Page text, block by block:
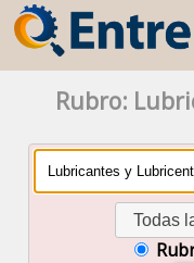
Rubro:
Todas